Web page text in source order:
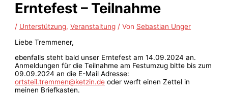
Erntefest – Teilnahme
/ Unterstützung,Veranstaltung / Von Sebastian Unger
Liebe Tremmener,
ebenfalls steht bald unser Erntefest am 14.09.2024 an.
Anmeldungen für die Teilnahme am Festumzug bitte bis zum
09.09.2024 an die E-Mail Adresse:
ortsteil.tremmen@ketzin.de oder werft einen Zettel in
meinen Briefkasten.